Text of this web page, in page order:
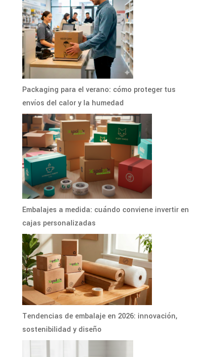
Packaging para el verano: cómo proteger tus
envíos del calor y la humedad
Embalajes a medida: cuándo conviene invertir en
cajas personalizadas
Tendencias de embalaje en 2026: innovación,
sostenibilidad y diseño